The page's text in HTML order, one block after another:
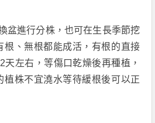
進行分株，也可在生長季節挖
根、無根都能成活，有根的直接
左右，等傷口乾燥後再種植，
植株不宜澆水等待緩根後可以正